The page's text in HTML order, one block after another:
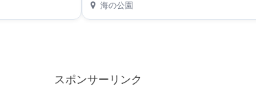
海の公園
スポンサーリンク